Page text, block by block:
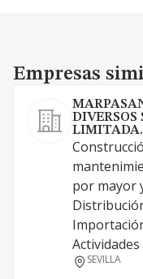
Empresas similares
Empresas
DIVERSOS
LIMITADA.
por mayor
SEVILLA